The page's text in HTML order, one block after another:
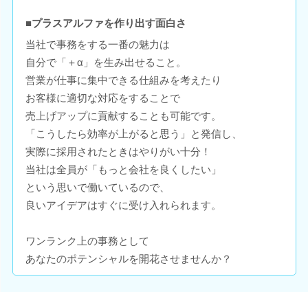
■プラスアルファを作り出す面白さ
当社で事務をする一番の魅力は
自分で「＋α」を生み出せること。
営業が仕事に集中できる仕組みを考えたり
お客様に適切な対応をすることで
売上げアップに貢献することも可能です。
「こうしたら効率が上がると思う」と発信し、
実際に採用されたときはやりがい十分！
当社は全員が「もっと会社を良くしたい」
という思いで働いているので、
良いアイデアはすぐに受け入れられます。
ワンランク上の事務として
あなたのポテンシャルを開花させませんか？